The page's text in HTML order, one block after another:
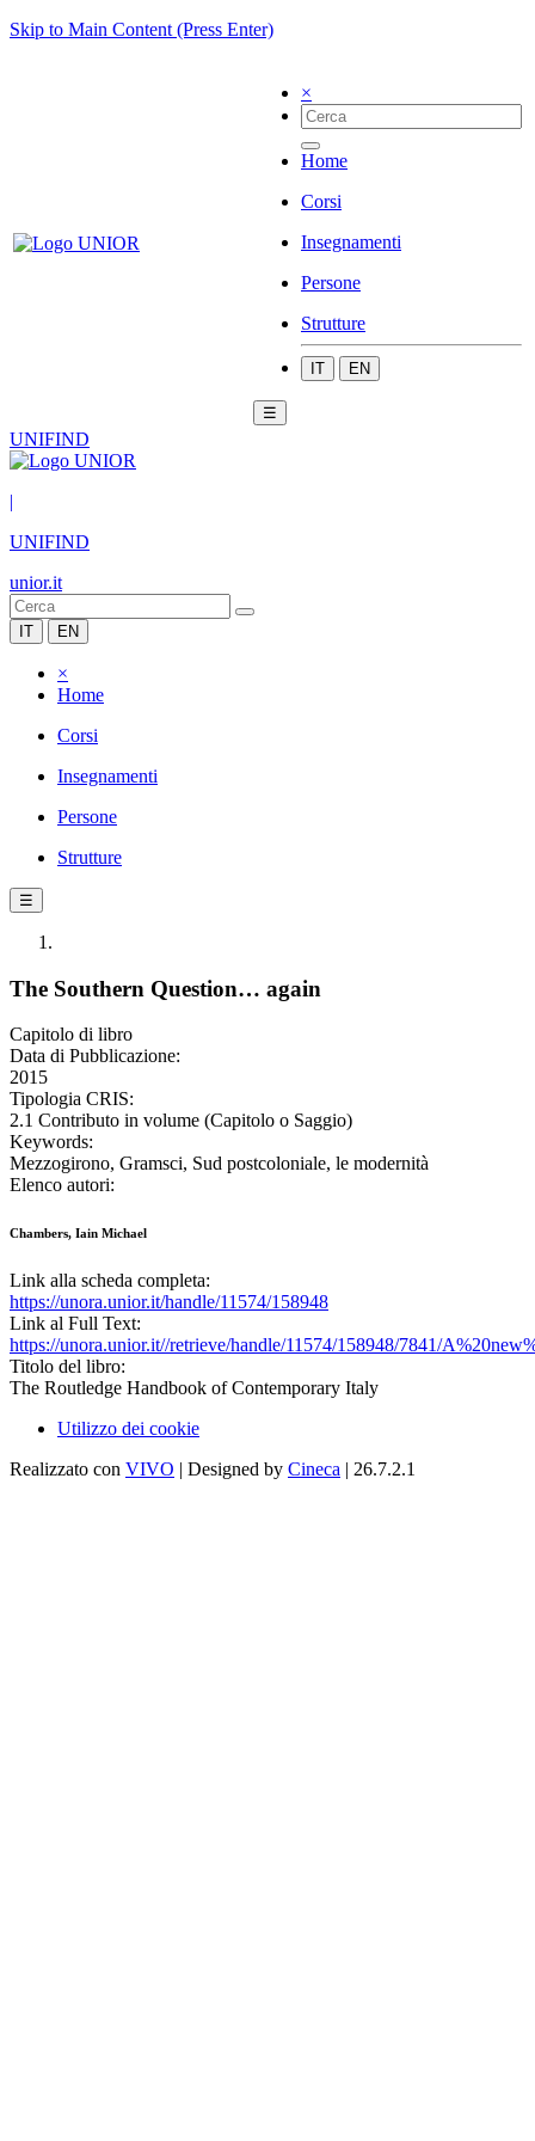
Skip to Main Content (Press Enter)
×
Home
Corsi
Insegnamenti
Persone
Strutture
IT EN
☰
UNIFIND
|
UNIFIND
unior.it
IT EN
×
Home
Corsi
Insegnamenti
Persone
Strutture
☰
The Southern Question… again
Capitolo di libro
Data di Pubblicazione:
2015
Tipologia CRIS:
2.1 Contributo in volume (Capitolo o Saggio)
Keywords:
Mezzogirono, Gramsci, Sud postcoloniale, le modernità
Elenco autori:
Chambers, Iain Michael
Link alla scheda completa:
https://unora.unior.it/handle/11574/158948
Link al Full Text:
https://unora.unior.it//retrieve/handle/11574/158948/7841/
Titolo del libro:
The Routledge Handbook of Contemporary Italy
Utilizzo dei cookie
Realizzato con VIVO | Designed by Cineca | 26.7.2.1